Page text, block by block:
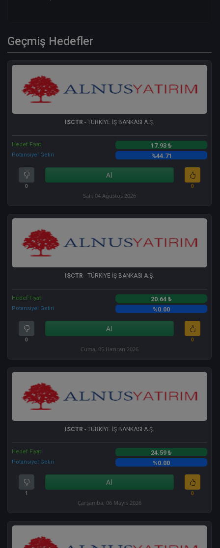
Geçmiş Hedefler
ISCTR - TÜRKİYE İŞ BANKASI A.Ş.
Hedef Fiyat 17.93 ₺
Potansiyel Getiri %44.71
0
Al
0
Salı, 04 Ağustos 2026
ISCTR - TÜRKİYE İŞ BANKASI A.Ş.
Hedef Fiyat 20.64 ₺
Potansiyel Getiri %0.00
0
Al
0
Cuma, 05 Haziran 2026
ISCTR - TÜRKİYE İŞ BANKASI A.Ş.
Hedef Fiyat 24.59 ₺
Potansiyel Getiri %0.00
1
Al
0
Çarşamba, 06 Mayıs 2026